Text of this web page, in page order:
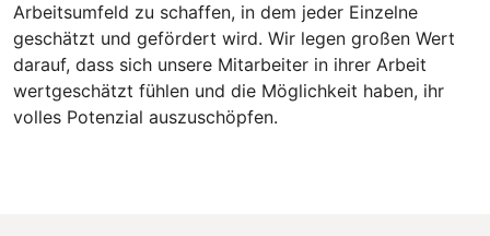
Arbeitsumfeld zu schaffen, in dem jeder Einzelne
geschätzt und gefördert wird. Wir legen großen Wert
darauf, dass sich unsere Mitarbeiter in ihrer Arbeit
wertgeschätzt fühlen und die Möglichkeit haben, ihr
volles Potenzial auszuschöpfen.